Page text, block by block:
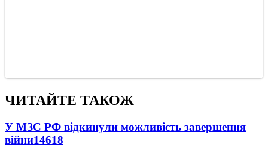
ЧИТАЙТЕ ТАКОЖ
У МЗС РФ відкинули можливість завершення
війни14618